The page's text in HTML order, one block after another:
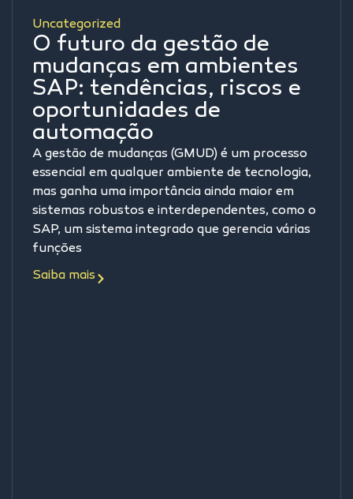
Uncategorized
O futuro da gestão de
mudanças em ambientes
SAP: tendências, riscos e
oportunidades de
automação
A gestão de mudanças (GMUD) é um processo
essencial em qualquer ambiente de tecnologia,
mas ganha uma importância ainda maior em
sistemas robustos e interdependentes, como o
SAP, um sistema integrado que gerencia várias
funções
Saiba mais